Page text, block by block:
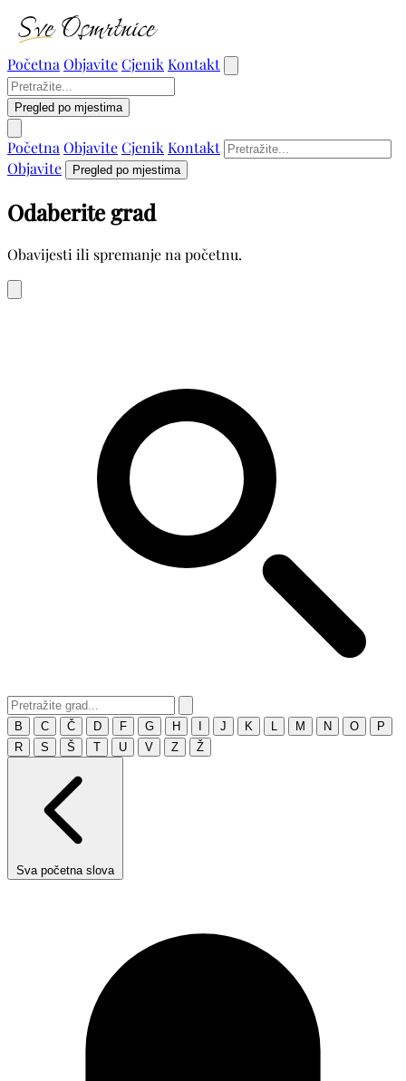
Početna ObjaviteCjenik Kontakt
Pregled po mjestima
Početna ObjaviteCjenik Kontakt
Objavite
Pregled po mjestima
Odaberite grad
Obavijesti ili spremanje na početnu.
B C Č D F G H J K M N O
P
R
S Š T U V Z Ž
Sva početna slova